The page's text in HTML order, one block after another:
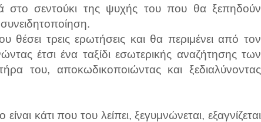
στο σεντούκι της ψυχής του που θα ξεπηδούν
τρεις ερωτήσεις και θα περιμένει από τον
έτσι ένα ταξίδι εσωτερικής αναζήτησης των
του, αποκωδικοποιώντας και ξεδιαλύνοντας
κάτι που του λείπει, ξεγυμνώνεται, εξαγνίζεται